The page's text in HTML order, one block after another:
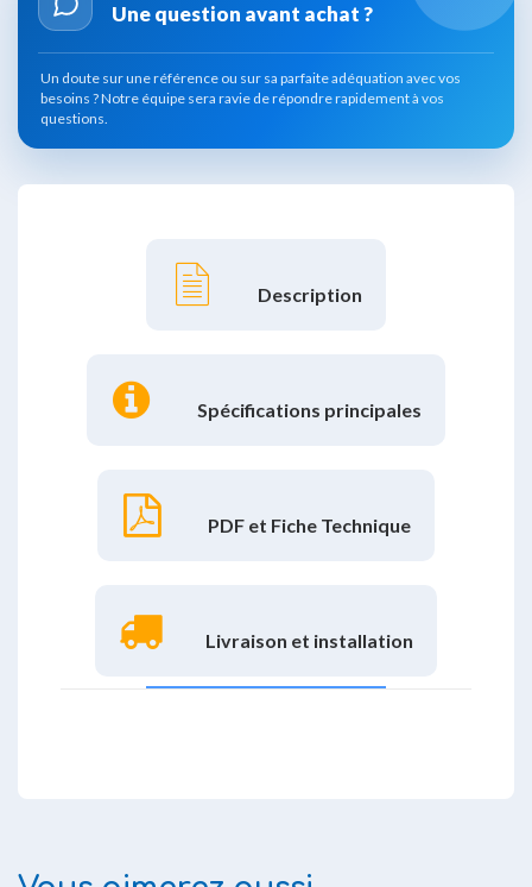
Une question avant achat ?
Un doute sur une référence ou sur sa parfaite adéquation avec vos
besoins ?Notre équipe sera ravie de répondre rapidement à vos
questions.
Description
Spécifications principales
PDF et Fiche Technique
Livraison et installation